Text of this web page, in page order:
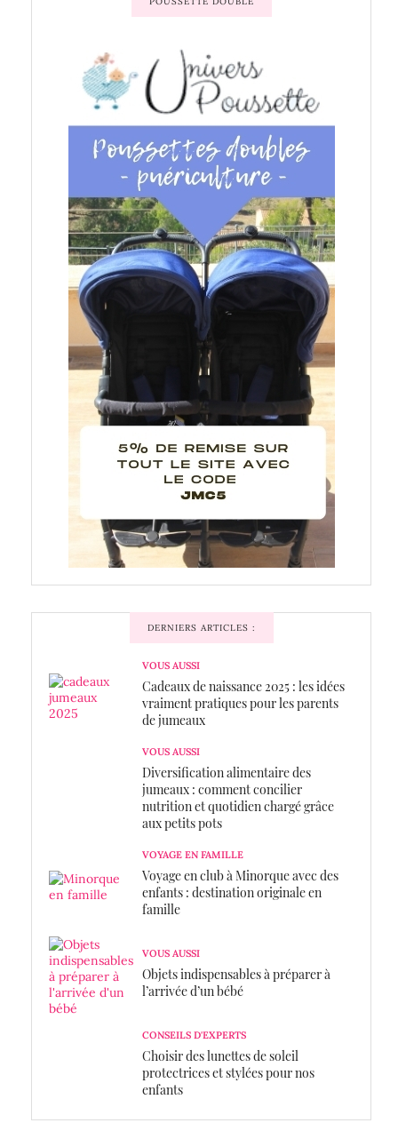
DERNIERS ARTICLES :
VOUS AUSSI
Cadeaux de naissance 2025 : les idées
vraiment pratiques pour les parents
de jumeaux
VOUS AUSSI
Diversification alimentaire des
jumeaux : comment concilier
nutrition et quotidien chargé grâce
aux petits pots
VOYAGE EN FAMILLE
Voyage en club à Minorque avec des
enfants : destination originale en
famille
VOUS AUSSI
Objets indispensables à préparer à
l’arrivée d’un bébé
CONSEILS D'EXPERTS
Choisir des lunettes de soleil
protectrices et stylées pour nos
enfants